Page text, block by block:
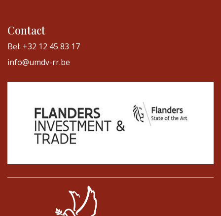
Contact
Bel: +32 12 45 83 17
info@umdv-rr.be